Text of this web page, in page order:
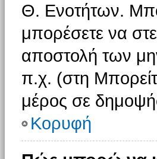
Θ. Ενοτήτων.
μπορέσετε να
αποστολή των
π.χ. (στη
μέρος σε
Κορυφή